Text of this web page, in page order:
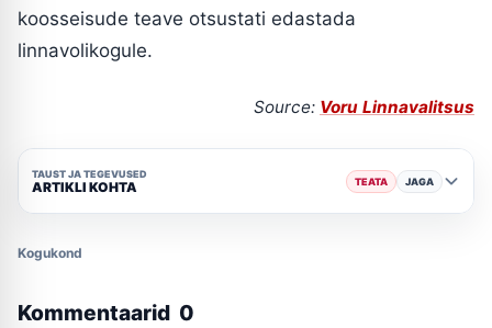
koosseisude teave otsustati edastada
linnavolikogule.
Source: Voru Linnavalitsus
TAUST JA TEGEVUSED
ARTIKLI KOHTA TEATA JAGA
Kogukond
Kommentaarid 0